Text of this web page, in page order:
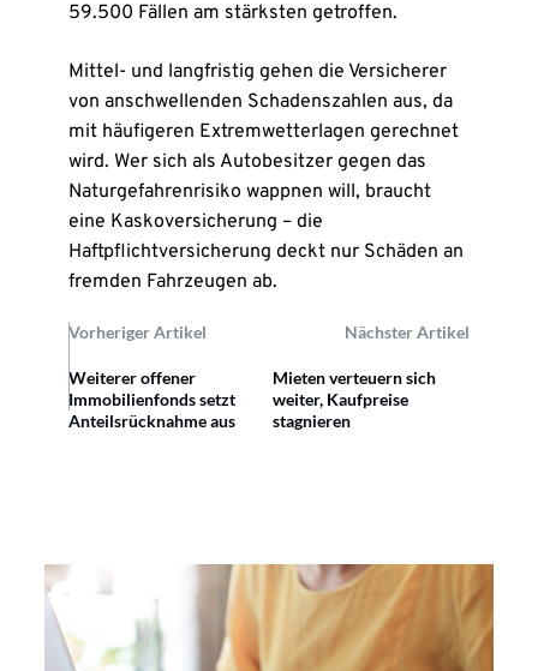
59.500 Fällen am stärksten getroffen.
Mittel- und langfristig gehen die Versicherer
von anschwellenden Schadenszahlen aus, da
mit häufigeren Extremwetterlagen gerechnet
wird. Wer sich als Autobesitzer gegen das
Naturgefahrenrisiko wappnen will, braucht
eine Kaskoversicherung – die
Haftpflichtversicherung deckt nur Schäden an
fremden Fahrzeugen ab.
Vorheriger Artikel Nächster Artikel
Weiterer offener
Immobilienfonds setzt
Anteilsrücknahme aus
Mieten verteuern sich
weiter, Kaufpreise
stagnieren